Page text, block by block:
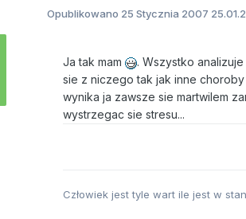
Opublikowano 25 Stycznia 2007
Ja tak mam
. Wszystko
sie z niczego tak jak inne
wynika ja zawsze sie martwilem
wystrzegac sie stresu...
Człowiek jest tyle wart ile jest w